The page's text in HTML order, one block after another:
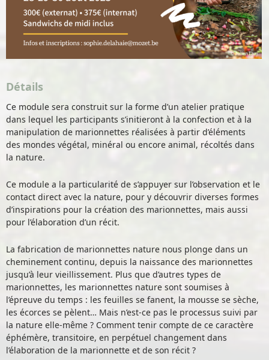
Détails
Ce module sera construit sur la forme d’un atelier pratique
dans lequel les participants s’initieront à la confection et à la
manipulation de marionnettes réalisées à partir d’éléments
des mondes végétal, minéral ou encore animal, récoltés dans
la nature.
Ce module a la particularité de s’appuyer sur l’observation et le
contact direct avec la nature, pour y découvrir diverses formes
d’inspirations pour la création des marionnettes, mais aussi
pour l’élaboration d’un récit.
La fabrication de marionnettes nature nous plonge dans un
cheminement continu, depuis la naissance des marionnettes
jusqu’à leur vieillissement. Plus que d’autres types de
marionnettes, les marionnettes nature sont soumises à
l’épreuve du temps : les feuilles se fanent, la mousse se sèche,
les écorces se pèlent… Mais n’est-ce pas le processus suivi par
la nature elle-même ? Comment tenir compte de ce caractère
éphémère, transitoire, en perpétuel changement dans
l’élaboration de la marionnette et de son récit ?